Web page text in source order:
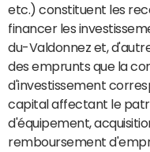
etc.) constituent les
financer les
du-Valdonnez et,
des emprunts que la
d'investissement
capital affectant le
d'équipement,
remboursement